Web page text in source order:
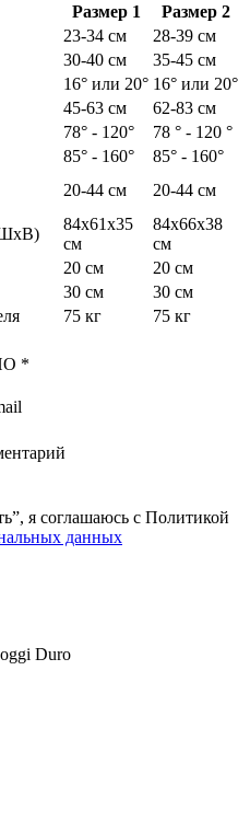
Размер 1
Размер 2
23-34 см
28-39 см
30-40 см
35-45 см
16° или 20° 16° или 20°
45-63 см
62-83 см
78° - 120°
78 ° - 120 °
85° - 160°
85° - 160°
20-44 см 20-44 см
84х61х35
см
84х66х38
см
20 см
20 см
30 см
30 см
75 кг
75 кг
*
я соглашаюсь с Политикой
данных
Duro